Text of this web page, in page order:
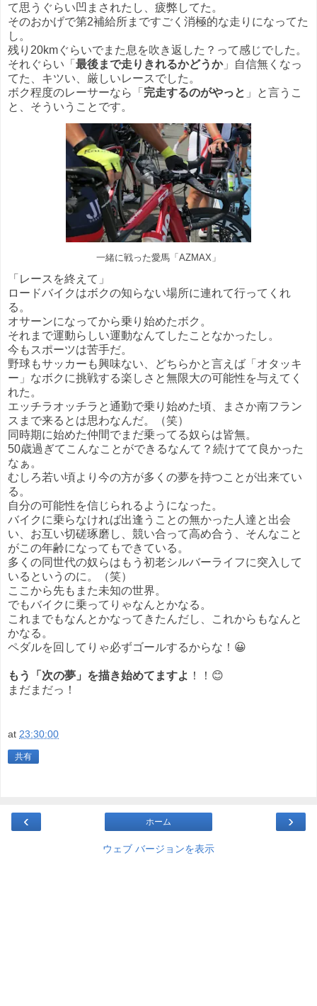
て思うぐらい凹まされたし、疲弊してた。
そのおかげで第2補給所まですごく消極的な走りになってた
し。
残り20kmぐらいでまた息を吹き返した？って感じでした。
それぐらい「 最後まで走りきれるかどうか」自信無くなっ
てた、キツい、厳しいレースでした。
ボク程度のレーサーなら「 完走するのがやっと 」と言うこ
と、そういうことです。
一緒に戦った愛馬「AZMAX」
「レースを終えて」
ロードバイクはボクの知らない場所に連れて行ってくれ
る。
オサーンになってから乗り始めたボク。
それまで運動らしい運動なんてしたことなかったし。
今もスポーツは苦手だ。
野球もサッカーも興味ない、どちらかと言えば「オタッキ
ー」なボクに挑戦する楽しさと無限大の可能性を与えてく
れた。
エッチラオッチラと通勤で乗り始めた頃、まさか南フラン
スまで来るとは思わなんだ。（笑）
同時期に始めた仲間でまだ乗ってる奴らは皆無。
50歳過ぎてこんなことができるなんて？続けてて良かった
なぁ。
むしろ若い頃より今の方が多くの夢を持つことが出来てい
る。
自分の可能性を信じられるようになった。
バイクに乗らなければ出逢うことの無かった人達と出会
い、お互い切磋琢磨し、競い合って高め合う、そんなこと
がこの年齢になってもできている。
多くの同世代の奴らはもう初老シルバーライフに突入して
いるというのに。（笑）
ここから先もまた未知の世界。
でもバイクに乗ってりゃなんとかなる。
これまでもなんとかなってきたんだし、これからもなんと
かなる。
ペダルを回してりゃ必ずゴールするからな！😀
もう「次の夢」を描き始めてますよ ！！😊
まだまだっ！
at 23:30:00
共有
‹ ›
ホーム
ウェブ バージョンを表示